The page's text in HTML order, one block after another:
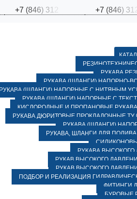
+7 (846) 31 +7 (846) 31
РУКАВА
РУКАВА (ШЛАНГИ) НАПОРНО-
(ШЛАНГИ) НАПОРНЫЕ С НИТЯНЫМ
РУКАВА (ШЛАНГИ) НАПОРНЫЕ С
КИСЛОРОДНЫЕ И ПРОПАНОВЫЕ РУКАВА
РУКАВА ДЮРИТОВЫЕ ПРОКЛАДОЧНЫЕ ТУ
РУКАВА (ШЛАНГИ)
РУКАВА, ШЛАНГИ ДЛЯ ПОЛИВА
РУКАВА ВЫСОКОГО
РУКАВ ВЫСОКОГО
РУКАВ ВЫСОКОГО
ПОДБОР И РЕАЛИЗАЦИЯ
ФИТИНГИ
БУРОВЫЕ